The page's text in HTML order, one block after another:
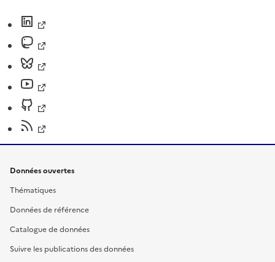
Données ouvertes
Thématiques
Données de référence
Catalogue de données
Suivre les publications des données